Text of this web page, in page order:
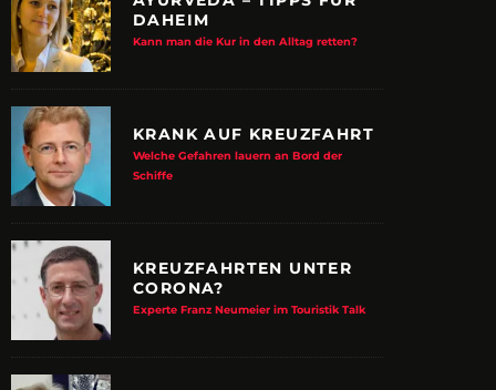
DAHEIM
Kann man die Kur in den Alltag retten?
KRANK AUF KREUZFAHRT
Welche Gefahren lauern an Bord der
Schiffe
KREUZFAHRTEN UNTER
CORONA?
Experte Franz Neumeier im Touristik Talk